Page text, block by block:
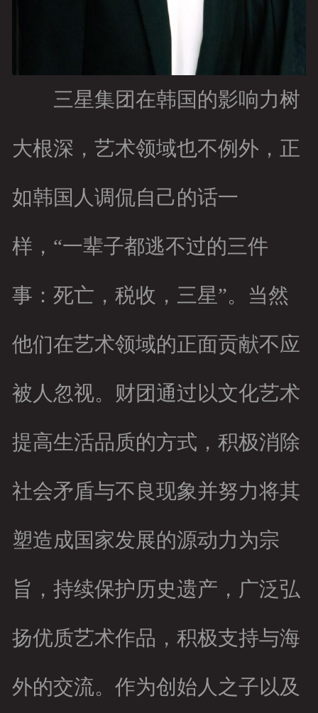
三星集团在韩国的影响力树
大根深，艺术领域也不例外，正
如韩国人调侃自己的话一
样，“一辈子都逃不过的三件
事：死亡，税收，三星”。当然
他们在艺术领域的正面贡献不应
被人忽视。财团通过以文化艺术
提高生活品质的方式，积极消除
社会矛盾与不良现象并努力将其
塑造成国家发展的源动力为宗
旨，持续保护历史遗产，广泛弘
扬优质艺术作品，积极支持与海
外的交流。作为创始人之子以及